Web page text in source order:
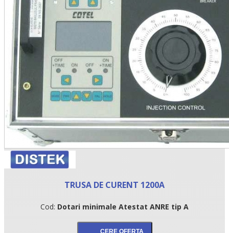
•
•
•
TRUSA DE CURENT 1200A
Cod: Dotari minimale Atestat ANRE tip A